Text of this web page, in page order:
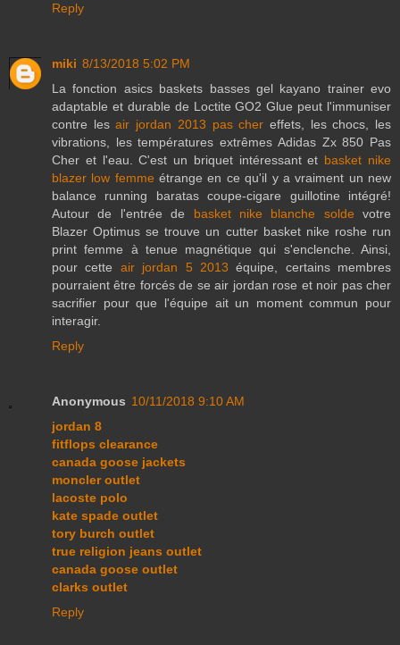
Reply
miki 8/13/2018 5:02 PM
La fonction asics baskets basses gel kayano trainer evo
adaptable et durable de Loctite GO2 Glue peut l'immuniser
contre lesair jordan 2013 pas cher effets, les chocs, les
vibrations, les températures extrêmes Adidas Zx 850 Pas
Cher et l'eau. C'est un briquet intéressant et basket nike
blazer low femme étrange en ce qu'il y a vraiment un new
balance running baratas coupe-cigare guillotine intégré!
Autour de l'entrée de basket nike blanche solde votre
Blazer Optimus se trouve un cutter basket nike roshe run
print femme à tenue magnétique qui s'enclenche. Ainsi,
pour cette air jordan 5 2013 équipe, certains membres
pourraient être forcés de se air jordan rose et noir pas cher
sacrifier pour que l'équipe ait un moment commun pour
interagir.
Reply
Anonymous 10/11/2018 9:10 AM
jordan 8
fitflops clearance
canada goose jackets
moncler outlet
lacoste polo
kate spade outlet
tory burch outlet
true religion jeans outlet
canada goose outlet
clarks outlet
Reply